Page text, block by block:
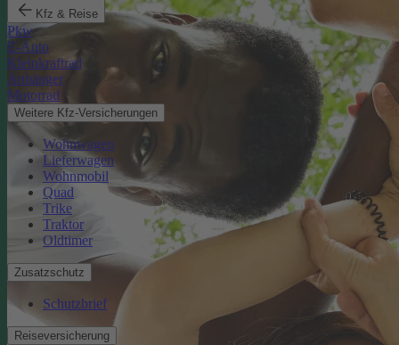
Kfz & Reise
Pkw
E-Auto
Kleinkraftrad
Anhänger
Motorrad
Weitere Kfz-Versicherungen
Wohnwagen
Lieferwagen
Wohnmobil
Quad
Trike
Traktor
Oldtimer
Zusatzschutz
Schutzbrief
Reiseversicherung